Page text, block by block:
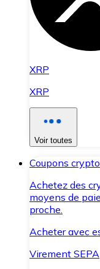
XRP
XRP
Voir toutes
Coupons crypto
Achetez des
moyens de
proche.
Acheter avec
Virement SEPA